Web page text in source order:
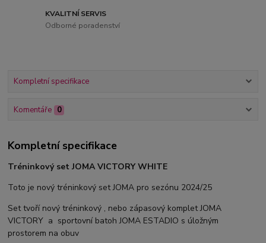
KVALITNÍ SERVIS
Odborné poradenství
Kompletní specifikace
Komentáře 0
Kompletní specifikace
Tréninkový set JOMA VICTORY WHITE
Toto je nový tréninkový set JOMA pro sezónu 2024/25
Set tvoří nový tréninkový , nebo zápasový komplet JOMA
VICTORY a sportovní batoh JOMA ESTADIO s úložným
prostorem na obuv